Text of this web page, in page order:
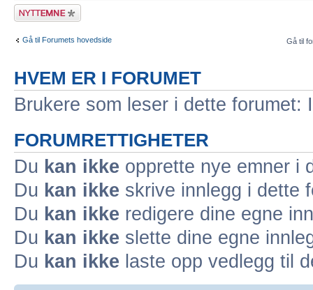
Legg inn et nytt
emne
Gå til Forumets hovedside Gå til
HVEM ER I FORUMET
Brukere som leser i dette
FORUMRETTIGHETER
Du kan ikke opprette nye emner i
Du kan ikke skrive innlegg i dette
Du kan ikke redigere dine egne
Du kan ikke slette dine egne
Du kan ikke laste opp vedlegg til